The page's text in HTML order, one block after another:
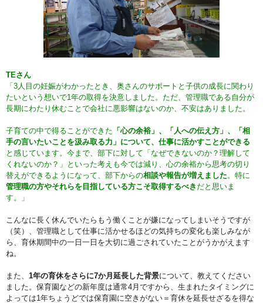
TEさん
「3人目の妊娠がわかったとき、奥さんのサポートと子供の成長に関わり
たいという想いで1年の取得を決意しました。ただ、管理職である自分が
長期にわたり休むことで会社に悪影響はないのか、不安はありました。
子育ての中で得ることができた 「心の余裕」、「人への伝え方」、「相
手の言いたいことを汲み取る力」について、仕事に活かすことができる
と感じています。今まで、部下に対して「なぜできないのか？理解して
くれないのか？」といった考えも今では減り、心の余裕から思考の切り
替えができるようになって、部下からの相談や報告が増えました 。特に
管理職の方やそれらを目指している方こそ取得するべき だと思いま
す。」
こんなに長く休んでいたらもう働くことが嫌になってしまいそうですが
（笑）、管理職として仕事に活かせるほどの気持ちの変化も楽しみなが
ら、育休期間中の一日一日を大切に過ごされていたことがうかがえます
ね。
また、 1年の育休をさらに7か月延長した背景について、教えてください
ました。保育園などの新年度は通常4月ですから、生まれたタイミングに
よっては1年ちょうどでは保育園に空きがない＝育休を延長せざるを得な